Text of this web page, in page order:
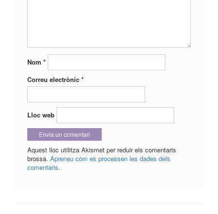
Nom *
Correu electrònic *
Lloc web
Aquest lloc utilitza Akismet per reduir els comentaris
brossa. Apreneu com es processen les dades dels
comentaris.